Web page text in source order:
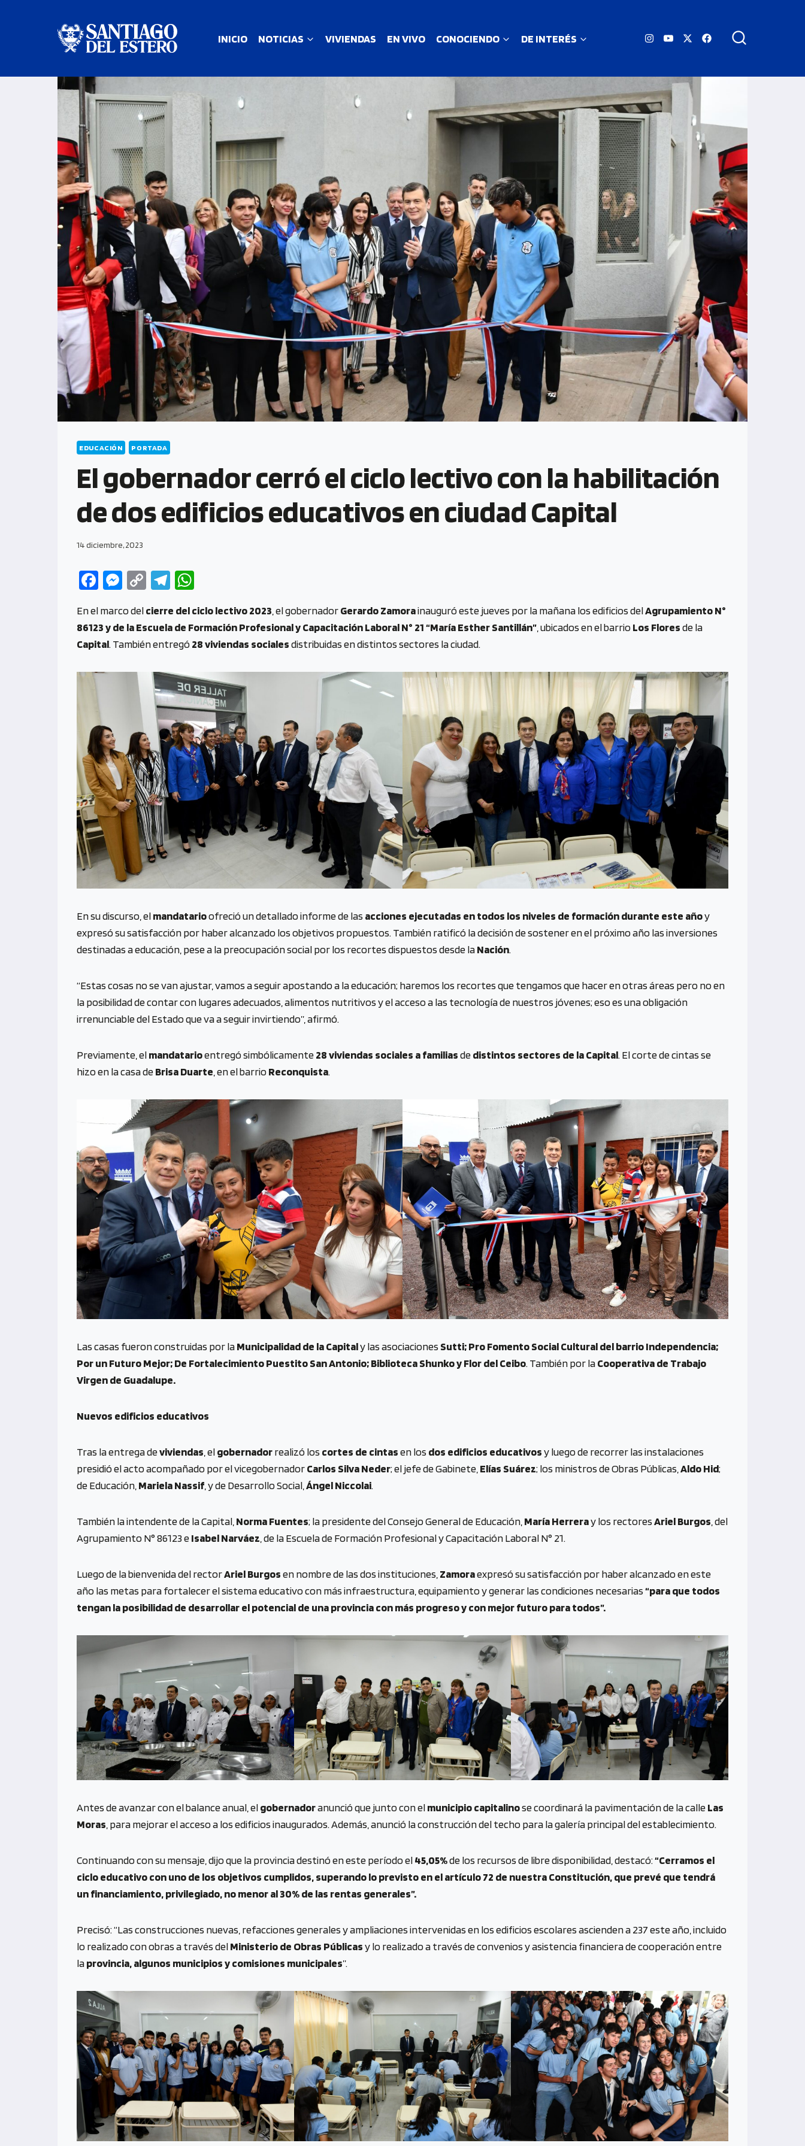
INICIO NOTICIAS VIVIENDAS EN VIVO CONOCIENDO DE INTERÉS
EDUCACIÓN PORTADA
El gobernador cerró el ciclo lectivo con la habilitación
de dos edificios educativos en ciudad Capital
14 diciembre, 2023
Fa
b
o
k
M
se
n
er
C
py
Li
k
Te
gr
a
m
at
s
p
p
En el marco delcierre del ciclo lectivo 2023 , el gobernadorGerardo Zamorainauguró este jueves por la mañana los edificios delAgrupamiento N°
86123 y de la Escuela de Formación Profesional y Capacitación Laboral N° 21 “María Esther Santillán” , ubicados en el barrioLos Floresde la
Capital. También entregó28 viviendas socialesdistribuidas en distintos sectores la ciudad.
En su discurso, elmandatarioofreció un detallado informe de las acciones ejecutadas en todos los niveles de formación durante este añoy
expresó su satisfacción por haber alcanzado los objetivos propuestos. También ratificó la decisión de sostener en el próximo año las inversiones
destinadas a educación, pese a la preocupación social por los recortes dispuestos desde laNación.
“Estas cosas no se van ajustar, vamos a seguir apostando a la educación; haremos los recortes que tengamos que hacer en otras áreas pero no en
la posibilidad de contar con lugares adecuados, alimentos nutritivos y el acceso a las tecnología de nuestros jóvenes; eso es una obligación
irrenunciable del Estado que va a seguir invirtiendo”, afirmó.
Previamente, elmandatarioentregó simbólicamente28 viviendas sociales a familiasdedistintos sectores de la Capital. El corte de cintas se
hizo en la casa deBrisa Duarte , en el barrioReconquista.
Las casas fueron construidas por laMunicipalidad de la Capitaly las asociaciones Sutti; Pro Fomento Social Cultural del barrio Independencia;
Por un Futuro Mejor; De Fortalecimiento Puestito San Antonio; Biblioteca Shunko y Flor del Ceibo. También por laCooperativa de Trabajo
Virgen de Guadalupe.
Nuevos edificios educativos
Tras la entrega deviviendas , elgobernadorrealizó los cortes de cintasen los dos edificios educativosy luego de recorrer las instalaciones
presidió el acto acompañado por el vicegobernadorCarlos Silva Neder; el jefe de Gabinete, Elías Suárez; los ministros de Obras Públicas, Aldo Hid;
de Educación, Mariela Nassif , y de Desarrollo Social, Ángel Niccolai.
También la intendente de la Capital, Norma Fuentes; la presidente del Consejo General de Educación, María Herreray los rectoresAriel Burgos , del
Agrupamiento N° 86123 eIsabel Narváez , de la Escuela de Formación Profesional y Capacitación Laboral N° 21.
Luego de la bienvenida del rectorAriel Burgosen nombre de las dos instituciones, Zamoraexpresó su satisfacción por haber alcanzado en este
año las metas para fortalecer el sistema educativo con más infraestructura, equipamiento y generar las condiciones necesarias“para que todos
tengan la posibilidad de desarrollar el potencial de una provincia con más progreso y con mejor futuro para todos”.
Antes de avanzar con el balance anual, elgobernadoranunció que junto con elmunicipio capitalinose coordinará la pavimentación de la calleLas
Moras , para mejorar el acceso a los edificios inaugurados. Además, anunció la construcción del techo para la galería principal del establecimiento.
Continuando con su mensaje, dijo que la provincia destinó en este período el45,05%de los recursos de libre disponibilidad, destacó:“Cerramos el
ciclo educativo con uno de los objetivos cumplidos, superando lo previsto en el artículo 72 de nuestra Constitución, que prevé que tendrá
un financiamiento, privilegiado, no menor al 30% de las rentas generales”.
Precisó: “Las construcciones nuevas, refacciones generales y ampliaciones intervenidas en los edificios escolares ascienden a 237 este año, incluido
lo realizado con obras a través delMinisterio de Obras Públicasy lo realizado a través de convenios y asistencia financiera de cooperación entre
laprovincia, algunos municipios y comisiones municipales”.